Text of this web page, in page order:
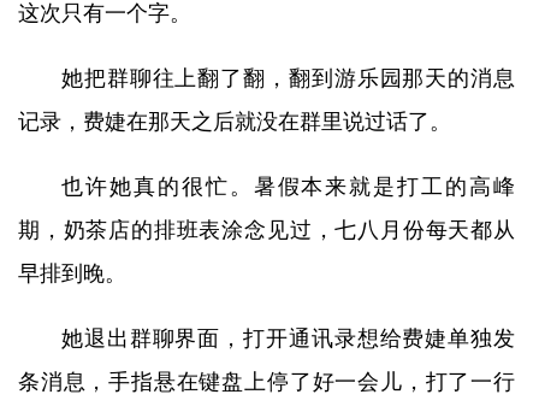
这次只有一个字。
她把群聊往上翻了翻，翻到游乐园那天的消息
记录，费婕在那天之后就没在群里说过话了。
也许她真的很忙。暑假本来就是打工的高峰
期，奶茶店的排班表涂念见过，七八月份每天都从
早排到晚。
她退出群聊界面，打开通讯录想给费婕单独发
条消息，手指悬在键盘上停了好一会儿，打了一行